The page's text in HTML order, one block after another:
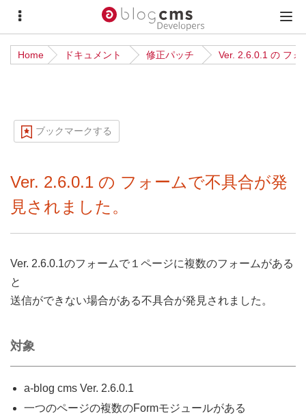
サ
イ
ド
ュ
メ
イ
ン
Home ドキュメント 修正パッチ Ver. 2.6.0.1 の フォ
ブックマークする
Ver. 2.6.0.1 の フォームで不具合が発
見されました。
Ver. 2.6.0.1のフォームで１ページに複数のフォームがある
と
送信ができない場合がある不具合が発見されました。
対象
a-blog cms Ver. 2.6.0.1
一つのページの複数のFormモジュールがある